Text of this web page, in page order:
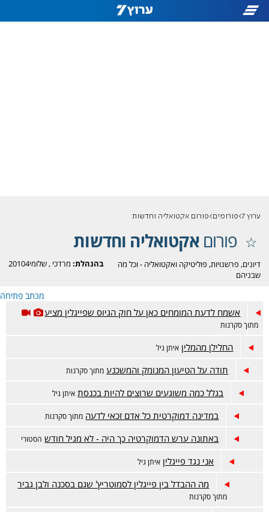
ערוץ 7 פורומים פורום אקטואליה וחדשות
פורוםאקטואליה וחדשות
בהנהלת: מרדכי ,שלומי20104
דיונים, פרשנויות, פוליטיקה ואקטואליה - וכל מה
שבניהם
מכתב פתיחה
אשמח לדעת המומחים כאן על חוק הגיוס שפייגלין מציע
מתוך סקרנות
החלילן מהמלין איתן גיל
תודה על הטיעון המנומק והמשכנע מתוך סקרנות
בגלל כמה משוגעים שרוצים להיות בכנסת איתן גיל
במדינה דמוקרטית כל אדם זכאי לדעה מתוך סקרנות
באתונה ערש הדמוקרטיה כך היה - לא מגיל חודש הסטורי
אני נגד פייגלין איתן גיל
מה ההבדל בין פייגלין לסמוטריץ' שגם בסכנה ולבן גביר
מתוך סקרנות